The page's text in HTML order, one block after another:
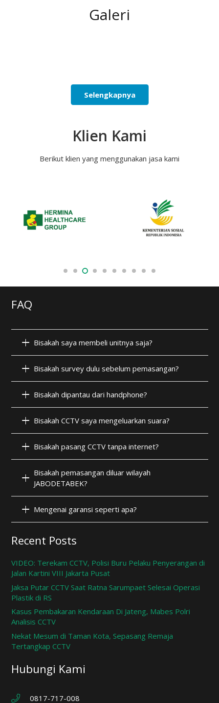
Galeri
Selengkapnya
Klien Kami
Berikut klien yang menggunakan jasa kami
FAQ
Bisakah saya membeli unitnya saja?
Bisakah survey dulu sebelum pemasangan?
Bisakah dipantau dari handphone?
Bisakah CCTV saya mengeluarkan suara?
Bisakah pasang CCTV tanpa internet?
Bisakah pemasangan diluar wilayah
JABODETABEK?
Mengenai garansi seperti apa?
Recent Posts
VIDEO: Terekam CCTV, Polisi Buru Pelaku Penyerangan di
Jalan Kartini VIII Jakarta Pusat
Jaksa Putar CCTV Saat Ratna Sarumpaet Selesai Operasi
Plastik di RS
Kasus Pembakaran Kendaraan Di Jateng, Mabes Polri
Analisis CCTV
Nekat Mesum di Taman Kota, Sepasang Remaja
Tertangkap CCTV
Hubungi Kami
0817-717-008